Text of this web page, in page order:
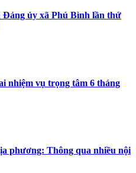
ủy xã Phú Bình lần thứ
nhiệm vụ trọng tâm 6 tháng
phương: Thông qua nhiều nội